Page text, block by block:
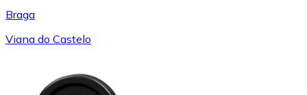
Braga
Viana do Castelo